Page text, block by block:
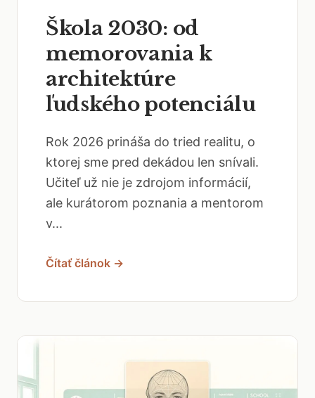
Škola 2030: od
memorovania k
architektúre
ľudského potenciálu
Rok 2026 prináša do tried realitu, o
ktorej sme pred dekádou len snívali.
Učiteľ už nie je zdrojom informácií,
ale kurátorom poznania a mentorom
v...
Čítať článok →